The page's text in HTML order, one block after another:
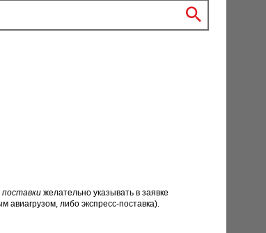
поставки желательно указывать в заявке
авиагрузом, либо экспресс-поставка).